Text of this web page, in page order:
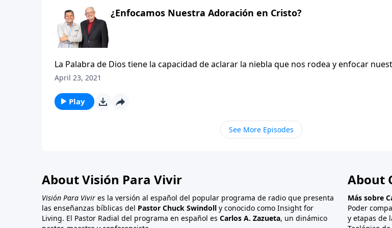
¿Enfocamos Nuestra Adoración en Cristo?
La Palabra de Dios tiene la capacidad de aclarar la niebla que nos rodea y enfocar
es importante. Con autoridad y precisión, la Biblia reorienta nuestras prioridades
sus cosas (1 Juan 2:15). Lo que es verdad en cuanto a las prioridades y los límites, lo es
quien adoramos. Nuestra cultura puede adorar un sinnúmero de «dioses», pero la
debemos enfocar nuestra adoración en tan solo uno de ellos: Jesucristo.
April 23, 2021
Play
See More Episodes
About Visión Para Vivir
Visión Para Vivir es la versión al español del popular programa de radio que presenta
las enseñanzas bíblicas del Pastor Chuck Swindoll y conocido como Insight for
Living. El Pastor Radial del programa en español es Carlos A. Zazueta, un dinámico
About
Más sobre
Poder
y etapas de